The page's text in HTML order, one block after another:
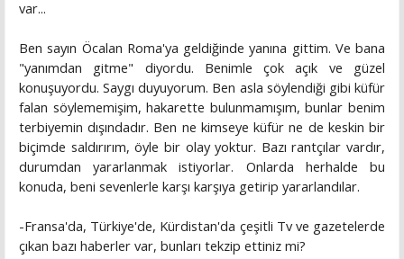
var...
Ben sayın Öcalan Roma'ya geldiğinde yanına gittim. Ve bana
"yanımdan gitme" diyordu. Benimle çok açık ve güzel
konuşuyordu. Saygı duyuyorum. Ben asla söylendiği gibi küfür
falan söylememişim, hakarette bulunmamışım, bunlar benim
terbiyemin dışındadır. Ben ne kimseye küfür ne de keskin bir
biçimde saldırırım, öyle bir olay yoktur. Bazı rantçılar vardır,
durumdan yararlanmak istiyorlar. Onlarda herhalde bu
konuda, beni sevenlerle karşı karşıya getirip yararlandılar.
-Fransa'da, Türkiye'de, Kürdistan'da çeşitli Tv ve gazetelerde
çıkan bazı haberler var, bunları tekzip ettiniz mi?